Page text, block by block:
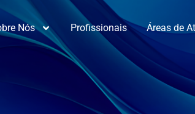
Nós Profissionais Áreas de